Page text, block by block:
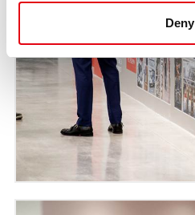
Deny